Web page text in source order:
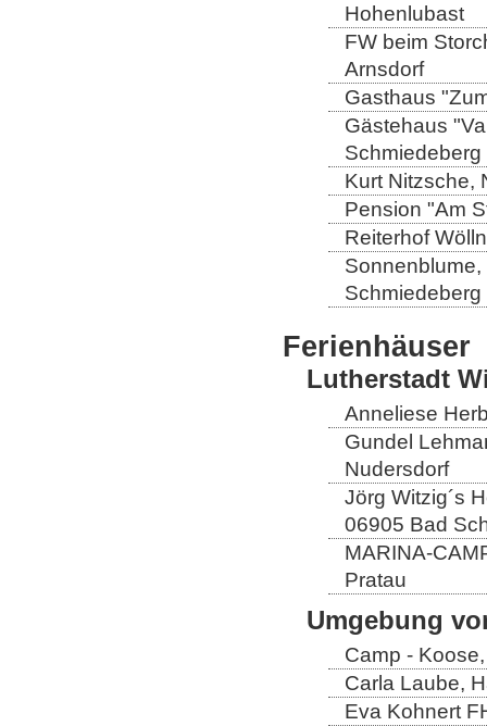
Hohenlubast
FW beim
Arnsdorf
Gasthaus
Gästehaus
Schmiedeberg
Kurt Nitzsche,
Pension "Am
Reiterhof
Sonnenblume,
Schmiedeberg
Ferienhäuser
Lutherstadt
Anneliese
Gundel
Nudersdorf
Jörg Witzig´s
06905 Bad
MARINA-
Pratau
Umgebung
Camp -
Carla Laube,
Eva Kohnert